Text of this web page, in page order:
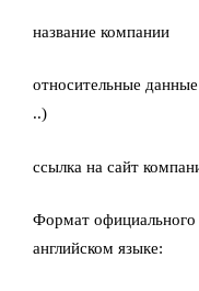
название компании
относительные
..)
ссылка на сайт
Формат официального
английском языке: